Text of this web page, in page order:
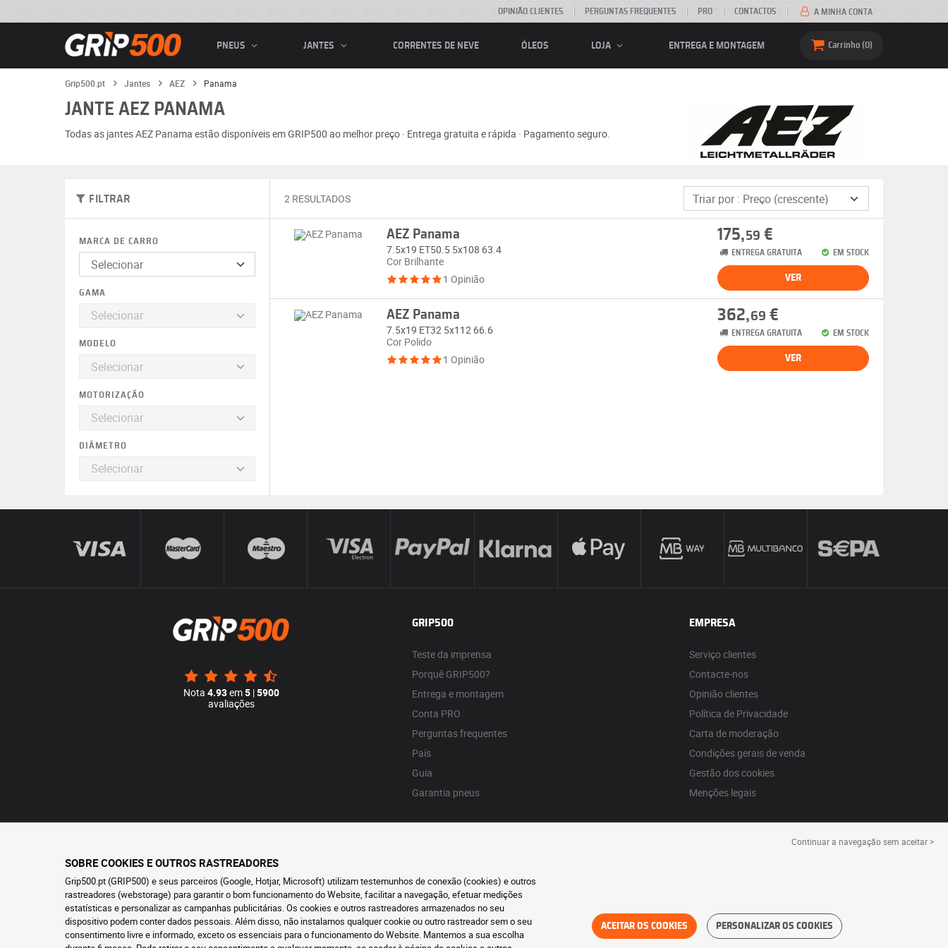
OPINIÃO CLIENTES PERGUNTAS FREQUENTES PRO CONTACTOS A MINHA CONTA
PNEUS JANTES CORRENTES DE NEVE ÓLEOS LOJA ENTREGA E MONTAGEM Carrinho 0
Grip500.pt Jantes AEZ Panama
JANTE AEZ PANAMA
Todas as jantes AEZ Panama estão disponíveis em GRIP500 ao melhor preço · Entrega gratuita e rápida · Pagamento seguro.
FILTRAR
MARCA DE CARRO
GAMA
MODELO
MOTORIZAÇÃO
DIÂMETRO
2 RESULTADOS
AEZ Panama
7.5x19 ET50.5 5x108 63.4
Cor Brilhante
1 Opinião
175,59 €
ENTREGA GRATUITA EM STOCK
VER
AEZ Panama
7.5x19 ET32 5x112 66.6
Cor Polido
1 Opinião
362,69 €
ENTREGA GRATUITA EM STOCK
VER
Nota 4.93em5|5900
avaliações
GRIP500
Teste da imprensa
Porquê GRIP500?
Entrega e montagem
Conta PRO
Perguntas frequentes
País
Guia
Garantia pneus
EMPRESA
Serviço clientes
Contacte-nos
Opinião clientes
Política de Privacidade
Carta de moderação
Condições gerais de venda
Gestão dos cookies
Menções legais
Continuar a navegação sem aceitar >
SOBRE COOKIES E OUTROS RASTREADORES
Grip500.pt (GRIP500) e seus parceiros (Google, Hotjar, Microsoft) utilizam testemunhos de conexão (cookies) e outros
rastreadores (webstorage) para garantir o bom funcionamento do Website, facilitar a navegação, efetuar medições
estatísticas e personalizar as campanhas publicitárias. Os cookies e outros rastreadores armazenados no seu
dispositivo podem conter dados pessoais. Além disso, não instalamos qualquer cookie ou outro rastreador sem o seu
consentimento livre e informado, exceto os essenciais para o funcionamento do Website. Mantemos a sua escolha
ACEITAR OS COOKIES PERSONALIZAR OS COOKIES